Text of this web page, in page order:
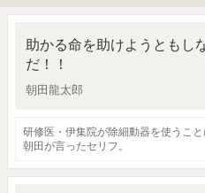
助かる命を助けようともし
だ！！
朝田龍太郎
研修医・伊集院が除細動器を使うこ
朝田が言ったセリフ。